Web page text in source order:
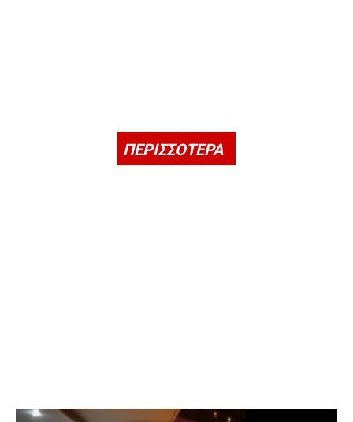
ΠΕΡΙΣΣΟΤΕΡΑ